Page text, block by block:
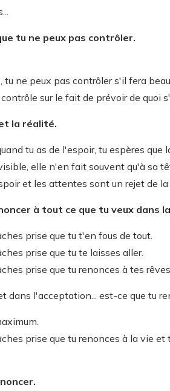
tu ne peux pas contrôler.
tu ne peux pas contrôler s'il fera
sur le fait de prévoir de quoi
la réalité.
tu as de l'espoir, tu espères
elle n'en fait souvent qu'à sa
et les attentes sont un rejet de la
à tout ce que tu veux dans
prise que tu t'en fous de tout.
prise que tu te laisses aller.
prise que tu renonces à tes rêves.
dans l'acceptation... est-ce que tu
prise que tu renonces à la vie et